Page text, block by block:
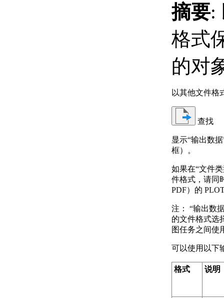
摘要:
格式
的对
以其他文件格
查找
显示“输出数
框）。
如果在“文件
件格式，请同
PDF）的
注：
“输出数
的文件格式选
图任务之间使
可以使用以下
格式 说明